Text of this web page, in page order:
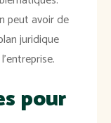
peut avoir de
juridique
pour